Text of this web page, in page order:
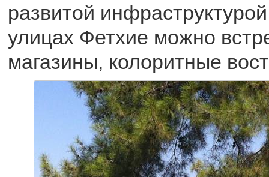
развитой
улицах Фетхие можно
магазины, колоритные